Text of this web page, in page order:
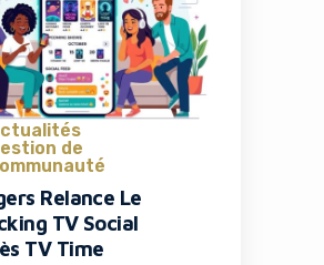
dont les entrepreneurs
développeurs lancent et
[…]
de
Relance Le
TV Social
TV Time